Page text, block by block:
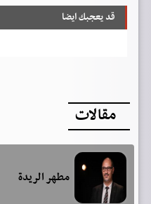
قد يعجبك ايضا
مقالات
مطهر الريدة